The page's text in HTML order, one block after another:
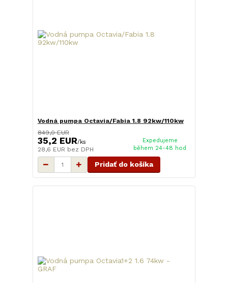
Vodná pumpa Octavia/Fabia 1.8 92kw/110kw
849,0 EUR
35,2 EUR/ks
28,6 EUR bez DPH
Expedujeme
během 24-48 hod
Pridať do košíka